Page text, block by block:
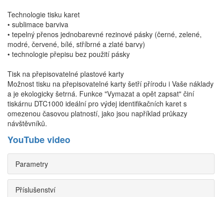
Technologie tisku karet
• sublimace barviva
• tepelný přenos jednobarevné rezinové pásky (černé, zelené,
modré, červené, bílé, stříbrné a zlaté barvy)
• technologie přepisu bez použití pásky
Tisk na přepisovatelné plastové karty
Možnost tisku na přepisovatelné karty šetří přírodu i Vaše náklady
a je ekologicky šetrná. Funkce "Vymazat a opět zapsat" činí
tiskárnu DTC1000 ideální pro výdej identifikačních karet s
omezenou časovou platností, jako jsou například průkazy
návštěvníků.
YouTube video
Parametry
Příslušenství